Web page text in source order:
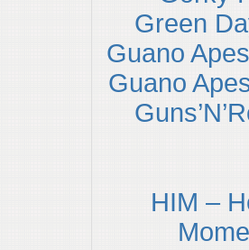
Green
Guano
Guano
HIM –